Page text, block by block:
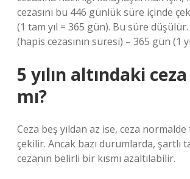
cezasını bu 446 günlük süre içinde
(1 tam yıl = 365 gün). Bu süre
(hapis cezasının süresi) – 365 gün (1
5 yılın altındaki
mı?
Ceza beş yıldan az ise, ceza
çekilir. Ancak bazı durumlarda, şartlı
cezanın belirli bir kısmı azaltılabilir.